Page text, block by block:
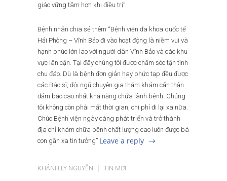
giác vững tâm hơn khi điều trị”.
Bệnh nhân chia sẻ thêm “Bệnh viện đa khoa quốc tế
Hải Phòng – Vĩnh Bảo đi vào hoạt động là niềm vui và
hạnh phúc lớn lao với người dân Vĩnh Bảo và các khu
vực lân cận. Tại đây chúng tôi được chăm sóc tận tình
chu đáo. Dù là bệnh đơn giản hay phức tạp đều được
các Bác sĩ, đội ngũ chuyên gia thăm khám cẩn thận
đảm bảo cao nhất khả năng chữa lành bệnh. Chúng
tôi không còn phải mất thời gian, chi phí đi lại xa nữa.
Chúc Bệnh viện ngày càng phát triển và trở thành
địa chỉ khám chữa bệnh chất lượng cao luôn được bà
con gần xa tin tưởng” Leave a reply
KHÁNH LY NGUYỄN TIN MỚI